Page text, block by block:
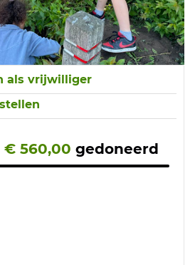
als vrijwilliger
€ 560,00 gedoneerd